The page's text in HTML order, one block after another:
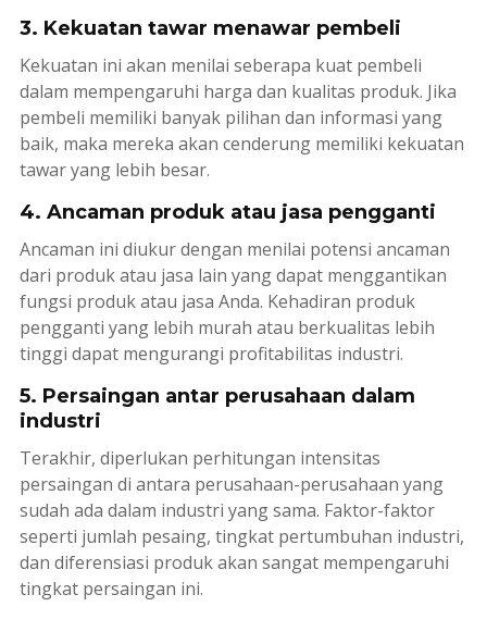
3. Kekuatan tawar menawar pembeli
Kekuatan ini akan menilai seberapa kuat pembeli
dalam mempengaruhi harga dan kualitas produk. Jika
pembeli memiliki banyak pilihan dan informasi yang
baik, maka mereka akan cenderung memiliki kekuatan
tawar yang lebih besar.
4. Ancaman produk atau jasa pengganti
Ancaman ini diukur dengan menilai potensi ancaman
dari produk atau jasa lain yang dapat menggantikan
fungsi produk atau jasa Anda. Kehadiran produk
pengganti yang lebih murah atau berkualitas lebih
tinggi dapat mengurangi profitabilitas industri.
5. Persaingan antar perusahaan dalam
industri
Terakhir, diperlukan perhitungan intensitas
persaingan di antara perusahaan-perusahaan yang
sudah ada dalam industri yang sama. Faktor-faktor
seperti jumlah pesaing, tingkat pertumbuhan industri,
dan diferensiasi produk akan sangat mempengaruhi
tingkat persaingan ini.